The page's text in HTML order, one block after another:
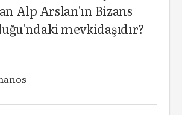
Alp Arslan'ın Bizans
mevkidaşıdır?